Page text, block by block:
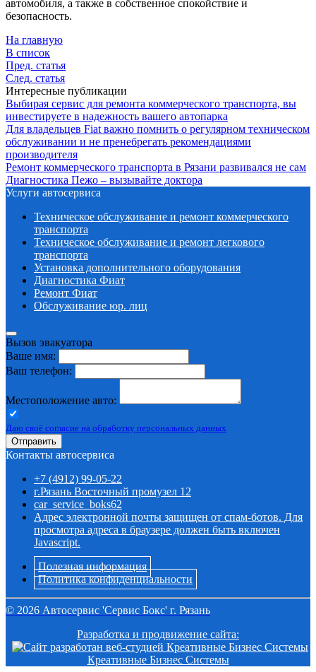
автомобиля, а также в собственное спокойствие и
безопасность.
На главную
В список
Пред. статья
След. статья
Интересные публикации
Выбирая сервис для ремонта коммерческого транспорта, вы
инвестируете в надежность вашего автопарка
Для владельцев Fiat важно помнить о регулярном техническом
обслуживании и не пренебрегать рекомендациями
производителя
Ремонт коммерческого транспорта в Рязани развивался не сам
Диагностика Пежо – вызывайте доктора
Услуги автосервиса
Техническое обcлуживание и ремонт коммерческого
транспорта
Техническое обcлуживание и ремонт легкового
транспорта
Установка дополнительного оборудования
Диагностика Фиат
Ремонт Фиат
Обслуживание юр. лиц
Вызов эвакуатора
Ваше имя:
Ваш телефон:
Местоположение авто:
Даю своё согласие на обработку персональных данных
Отправить
Контакты автосервиса
+7 (4912) 99-05-22
г.Рязань Восточный промузел 12
car_service_boks62
Адрес электронной почты защищен от спам-ботов. Для
просмотра адреса в браузере должен быть включен
Javascript.
Полезная информация
Политика конфиденциальности
© 2026 Автосервис 'Сервис Бокс' г. Рязань
Разработка и продвижение сайта:
Креативные Бизнес Системы